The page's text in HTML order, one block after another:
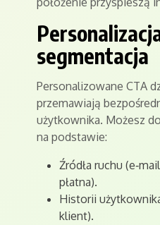
segmentacja
Personalizowane CTA
przemawiają
użytkownika. Możesz
na podstawie:
Źródła ruchu
płatna).
Historii
klient).